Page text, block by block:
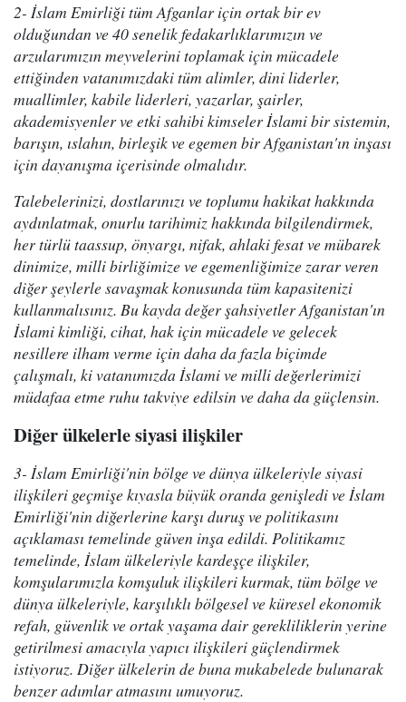
2- İslam Emirliği tüm Afganlar için ortak bir ev
olduğundan ve 40 senelik fedakarlıklarımızın ve
arzularımızın meyvelerini toplamak için mücadele
ettiğinden vatanımızdaki tüm alimler, dini liderler,
muallimler, kabile liderleri, yazarlar, şairler,
akademisyenler ve etki sahibi kimseler İslami bir sistemin,
barışın, ıslahın, birleşik ve egemen bir Afganistan'ın inşası
için dayanışma içerisinde olmalıdır.
Talebelerinizi, dostlarınızı ve toplumu hakikat hakkında
aydınlatmak, onurlu tarihimiz hakkında bilgilendirmek,
her türlü taassup, önyargı, nifak, ahlaki fesat ve mübarek
dinimize, milli birliğimize ve egemenliğimize zarar veren
diğer şeylerle savaşmak konusunda tüm kapasitenizi
kullanmalısınız. Bu kayda değer şahsiyetler Afganistan'ın
İslami kimliği, cihat, hak için mücadele ve gelecek
nesillere ilham verme için daha da fazla biçimde
çalışmalı, ki vatanımızda İslami ve milli değerlerimizi
müdafaa etme ruhu takviye edilsin ve daha da güçlensin.
Diğer ülkelerle siyasi ilişkiler
3- İslam Emirliği'nin bölge ve dünya ülkeleriyle siyasi
ilişkileri geçmişe kıyasla büyük oranda genişledi ve İslam
Emirliği'nin diğerlerine karşı duruş ve politikasını
açıklaması temelinde güven inşa edildi. Politikamız
temelinde, İslam ülkeleriyle kardeşçe ilişkiler,
komşularımızla komşuluk ilişkileri kurmak, tüm bölge ve
dünya ülkeleriyle, karşılıklı bölgesel ve küresel ekonomik
refah, güvenlik ve ortak yaşama dair gerekliliklerin yerine
getirilmesi amacıyla yapıcı ilişkileri güçlendirmek
istiyoruz. Diğer ülkelerin de buna mukabelede bulunarak
benzer adımlar atmasını umuyoruz.